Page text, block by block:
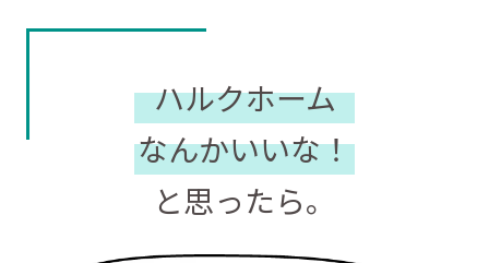
ハルクホーム
なんかいいな！
と思ったら。